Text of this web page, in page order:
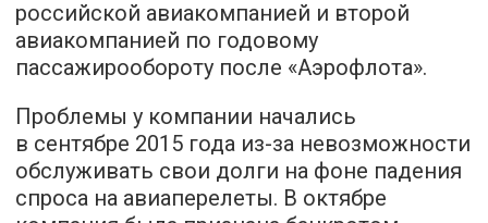
российской авиакомпанией и второй
авиакомпанией по годовому
пассажирообороту после «Аэрофлота».
Проблемы у компании начались
в сентябре 2015 года из-за невозможности
обслуживать свои долги на фоне падения
спроса на авиаперелеты. В октябре